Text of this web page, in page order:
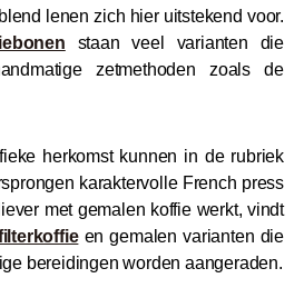
lenen zich hier uitstekend voor.
staan veel varianten die
zetmethoden zoals de
herkomst kunnen in de rubriek
karaktervolle French press
met gemalen koffie werkt, vindt
en gemalen varianten die
bereidingen worden aangeraden.